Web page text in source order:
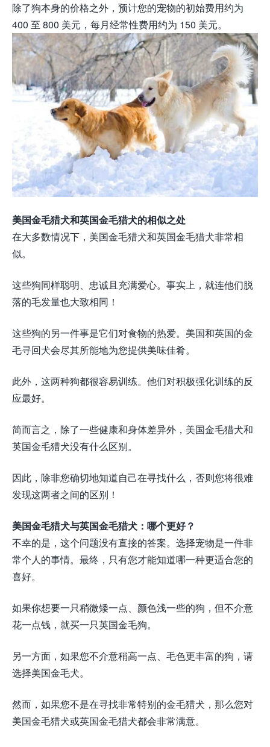
除了狗本身的价格之外，预计您的宠物的初始费用约为
400 至 800 美元，每月经常性费用约为 150 美元。
美国金毛猎犬和英国金毛猎犬的相似之处
在大多数情况下，美国金毛猎犬和英国金毛猎犬非常相
似。
这些狗同样聪明、忠诚且充满爱心。事实上，就连他们脱
落的毛发量也大致相同！
这些狗的另一件事是它们对食物的热爱。美国和英国的金
毛寻回犬会尽其所能地为您提供美味佳肴。
此外，这两种狗都很容易训练。他们对积极强化训练的反
应最好。
简而言之，除了一些健康和身体差异外，美国金毛猎犬和
英国金毛猎犬没有什么区别。
因此，除非您确切地知道自己在寻找什么，否则您将很难
发现这两者之间的区别！
美国金毛猎犬与英国金毛猎犬：哪个更好？
不幸的是，这个问题没有直接的答案。选择宠物是一件非
常个人的事情。最终，只有您才能知道哪一种更适合您的
喜好。
如果你想要一只稍微矮一点、颜色浅一些的狗，但不介意
花一点钱，就买一只英国金毛狗。
另一方面，如果您不介意稍高一点、毛色更丰富的狗，请
选择美国金毛犬。
然而，如果您不是在寻找非常特别的金毛猎犬，那么您对
美国金毛猎犬或英国金毛猎犬都会非常满意。